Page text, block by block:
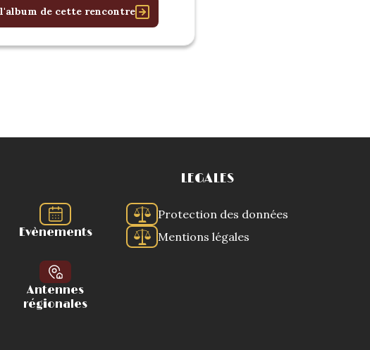
de cette rencontre
Evènements
Antennes
régionales
LEGALES
Protection des données
Mentions légales